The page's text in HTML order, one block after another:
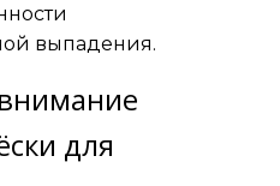
выпадения.
для